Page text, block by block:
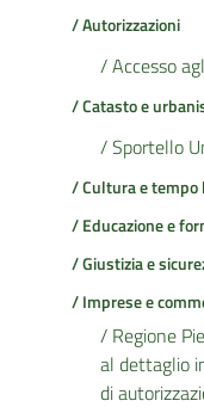
/ Autorizzazioni
/ Accesso
/ Catasto e
/ Sportello
/ Cultura e tempo
/ Educazione e
/ Giustizia e
/ Imprese e
/ Regione
al dettaglio
di